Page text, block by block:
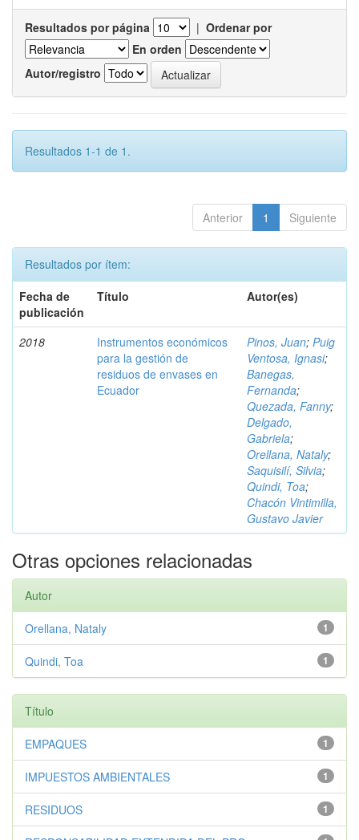
Resultados por página | Ordenar por
En orden
Autor/registro
Resultados 1-1 de 1.
Anterior 1 Siguiente
Resultados por ítem:
Fecha de
publicación
Título Autor(es)
2018
Instrumentos económicos
para la gestión de
residuos de envases en
Ecuador
Pinos, Juan; Puig
Ventosa, Ignasi;
Banegas,
Fernanda;
Quezada, Fanny;
Delgado,
Gabriela;
Orellana, Nataly;
Saquisilí, Silvia;
Quindi, Toa;
Chacón Vintimilla,
Gustavo Javier
Otras opciones relacionadas
Autor
1
Orellana, Nataly
1
Quindi, Toa
Título
1
EMPAQUES
1
IMPUESTOS AMBIENTALES
1
RESIDUOS